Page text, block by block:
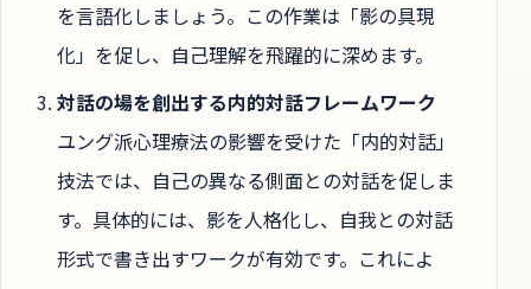
を言語化しましょう。この作業は「影の具現
化」を促し、自己理解を飛躍的に深めます。
対話の場を創出する内的対話フレームワーク
ユング派心理療法の影響を受けた「内的対話」
技法では、自己の異なる側面との対話を促しま
す。具体的には、影を人格化し、自我との対話
形式で書き出すワークが有効です。これによ